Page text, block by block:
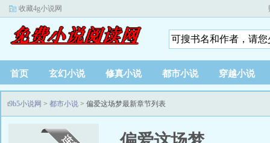
收藏4g小说网
首页 玄幻小说 修真小说 都市小说 穿越小说
t9b5小说网 > 都市小说 > 偏爱这场梦最新章节列表